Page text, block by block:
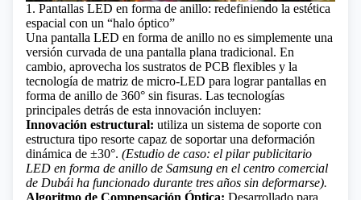
1. Pantallas LED en forma de anillo: redefiniendo la estética
espacial con un “halo óptico”
Una pantalla LED en forma de anillo no es simplemente una
versión curvada de una pantalla plana tradicional. En
cambio, aprovecha los sustratos de PCB flexibles y la
tecnología de matriz de micro-LED para lograr pantallas en
forma de anillo de 360° sin fisuras. Las tecnologías
principales detrás de esta innovación incluyen:
Innovación estructural: utiliza un sistema de soporte con
estructura tipo resorte capaz de soportar una deformación
dinámica de ±30°. (Estudio de caso: el pilar publicitario
LED en forma de anillo de Samsung en el centro comercial
de Dubái ha funcionado durante tres años sin deformarse).